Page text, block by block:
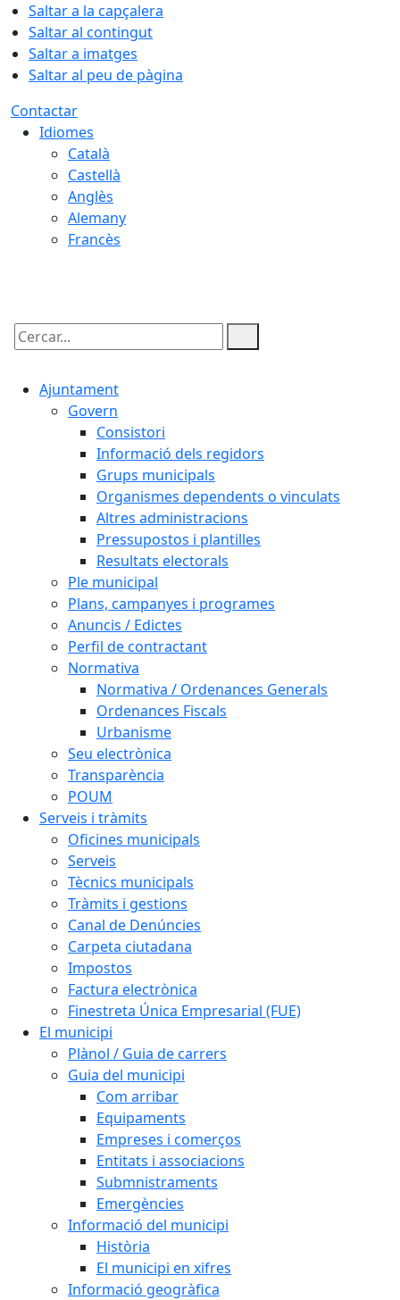
Saltar a la capçalera
Saltar al contingut
Saltar a imatges
Saltar al peu de pàgina
Contactar
Idiomes
Català
Castellà
Anglès
Alemany
Francès
Cercar:
Ajuntament
Govern
Consistori
Informació dels regidors
Grups municipals
Organismes dependents o vinculats
Altres administracions
Pressupostos i plantilles
Resultats electorals
Ple municipal
Plans, campanyes i programes
Anuncis / Edictes
Perfil de contractant
Normativa
Normativa / Ordenances Generals
Ordenances Fiscals
Urbanisme
Seu electrònica
Transparència
POUM
Serveis i tràmits
Oficines municipals
Serveis
Tècnics municipals
Tràmits i gestions
Canal de Denúncies
Carpeta ciutadana
Impostos
Factura electrònica
Finestreta Única Empresarial (FUE)
El municipi
Plànol / Guia de carrers
Guia del municipi
Com arribar
Equipaments
Empreses i comerços
Entitats i associacions
Submnistraments
Emergències
Informació del municipi
Història
El municipi en xifres
Informació geogràfica